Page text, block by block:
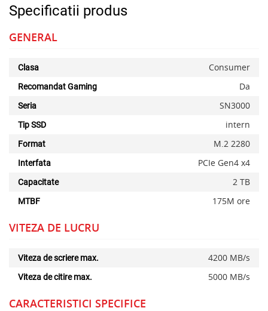
Specificatii produs
GENERAL
Clasa Consumer
Recomandat Gaming Da
Seria SN3000
Tip SSD intern
Format M.2 2280
Interfata PCIe Gen4 x4
Capacitate 2 TB
MTBF 175M ore
VITEZA DE LUCRU
Viteza de scriere max. 4200 MB/s
Viteza de citire max. 5000 MB/s
CARACTERISTICI SPECIFICE